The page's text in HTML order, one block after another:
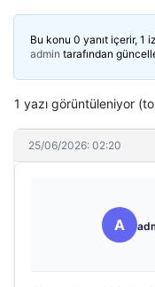
Bu konu 0 yanıt içerir, 1
admin tarafından
1 yazı görüntüleniyor
25/06/2026: 02:20
A